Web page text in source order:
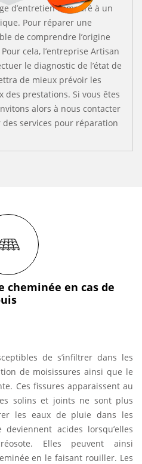
d’entretien comparé à un
Pour réparer une
de comprendre l’origine
cela, l’entreprise Artisan
le diagnostic de l’état de
de mieux prévoir les
prestations. Si vous êtes
alors à nous contacter
services pour réparation
cheminée en cas de
de s’infiltrer dans les
de moisissures ainsi que le
Ces fissures apparaissent au
solins et joints ne sont plus
les eaux de pluie dans les
acides lorsqu’elles
Elles peuvent ainsi
en le faisant rouiller. Les